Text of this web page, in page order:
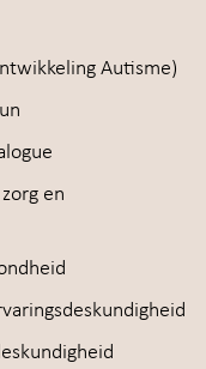
Autisme)
en